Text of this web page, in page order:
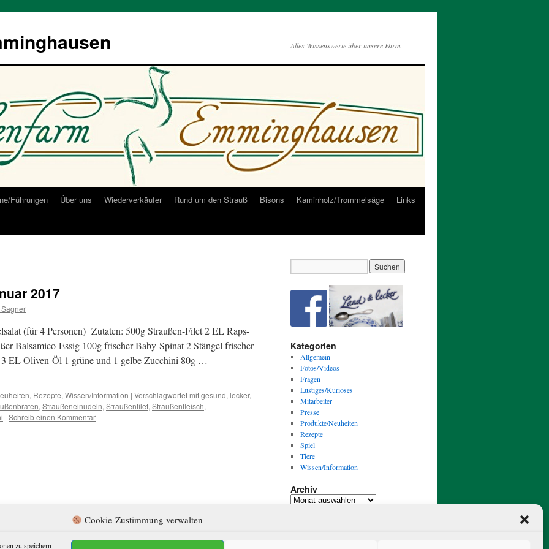
Cookie-Zustimmung verwalten
zu speichern
Alles Wissenswerte über unsere Farm
Führungen Über uns Wiederverkäufer Rund um den Strauß Bisons Kaminholz/Trommelsäge
Links
2017
(für 4 Personen) Zutaten: 500g Straußen-Filet 2 EL Raps-
Balsamico-Essig 100g frischer Baby-Spinat 2 Stängel frischer
EL Oliven-Öl 1 grüne und 1 gelbe Zucchini 80g …
, Rezepte, Wissen/Information | Verschlagwortet mitgesund, lecker,
, Straußeneinudeln, Straußenfilet, Straußenfleisch,
| Schreib einen Kommentar
Kategorien
Allgemein
Fotos/Videos
Fragen
Lustiges/Kurioses
Mitarbeiter
Presse
Produkte/Neuheiten
Rezepte
Spiel
Tiere
Wissen/Information
Archiv
Archiv